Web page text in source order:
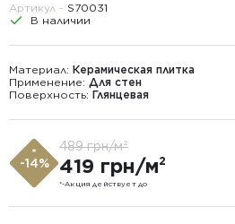
Артикул - S70031
В наличии
Материал: Керамическая плитка
Применение: Для стен
Поверхность: Глянцевая
*
-14%
489 грн/м²
419 грн/м²
*-Акция действует до